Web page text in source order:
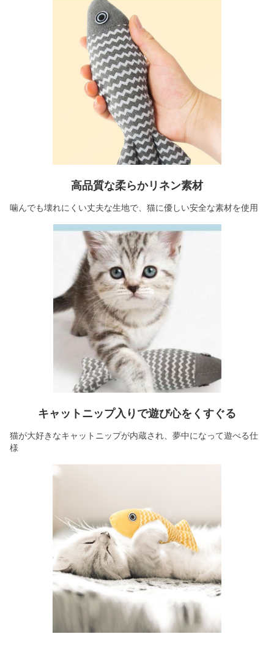
高品質な柔らかリネン素材
噛んでも壊れにくい丈夫な生地で、猫に優しい安全な素材を使用
キャットニップ入りで遊び心をくすぐる
猫が大好きなキャットニップが内蔵され、夢中になって遊べる仕
様